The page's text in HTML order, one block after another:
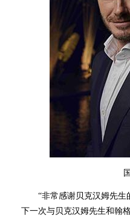
“非常感谢贝克汉姆先生
下一次与贝克汉姆先生和翰